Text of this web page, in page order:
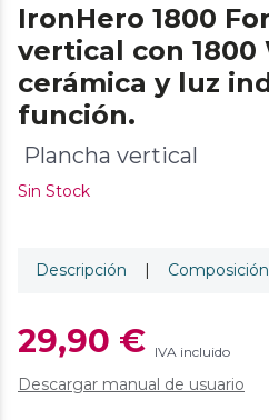
IronHero 1800
vertical con 1800
cerámica y luz
función.
Plancha vertical
Sin Stock
Descripción | Composición
29,90 € IVA incluido
Descargar manual de usuario